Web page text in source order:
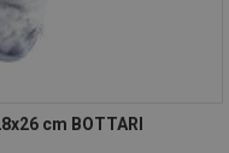
cm BOTTARI